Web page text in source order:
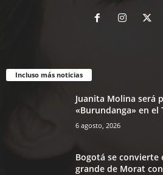
Incluso más noticias
Juanita Molina será
«Burundanga» en el
6 agosto, 2026
Bogotá se convierte
grande de Morat